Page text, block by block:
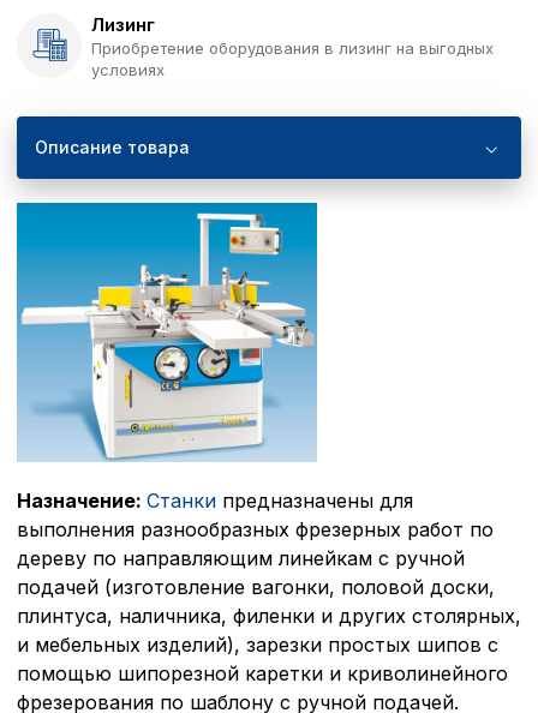
Лизинг
Приобретение оборудования в лизинг на выгодных
условиях
Описание товара
Назначение: Станки предназначены для
выполнения разнообразных фрезерных работ по
дереву по направляющим линейкам с ручной
подачей (изготовление вагонки, половой доски,
плинтуса, наличника, филенки и других столярных,
и мебельных изделий), зарезки простых шипов с
помощью шипорезной каретки и криволинейного
фрезерования по шаблону с ручной подачей.